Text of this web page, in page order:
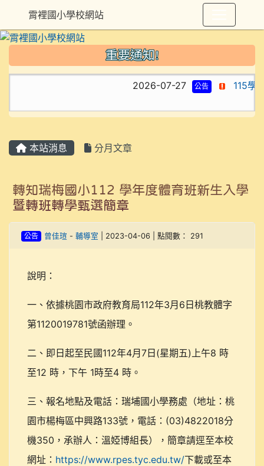
重要通知!
2026-07-27 公告 115學
本站消息 分月文章
轉知瑞梅國小112 學年度體育班新生入學
暨轉班轉學甄選簡章
公告 曾佳瑄 - 輔導室 | 2023-04-06 | 點閱數： 291
說明：
一、依據桃園市政府教育局112年3月 6 日桃教體字
第1120019781號函辦理。
二、即日起至民國 112年4月 7 日 (星期五) 上午8 時
至12 時，下午 1時至4 時。
三、報名地點及電話：瑞埔國小學務處（地址：桃
園市楊梅區中興路133號，電話： (03)4822018分
機350 ，承辦人：溫婭博組長），簡章請逕至本校
網址： https://www.rpes.tyc.edu.tw/下載或至本
霄裡國小學校網站